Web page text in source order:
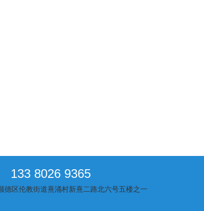
133 8026 9365
德区伦教街道熹涌村新熹二路北六号五楼之一